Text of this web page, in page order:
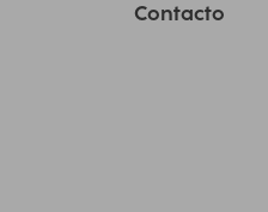
Contacto